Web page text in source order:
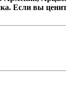
Если вы